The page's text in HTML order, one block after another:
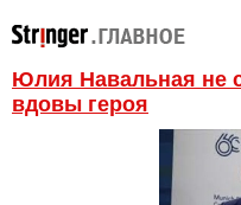
Юлия Навальная не
вдовы героя